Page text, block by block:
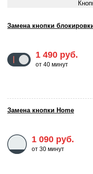
1 490 руб.
от 40 минут
Замена кнопки
1 090 руб.
от 30 минут
Замена кнопки Home